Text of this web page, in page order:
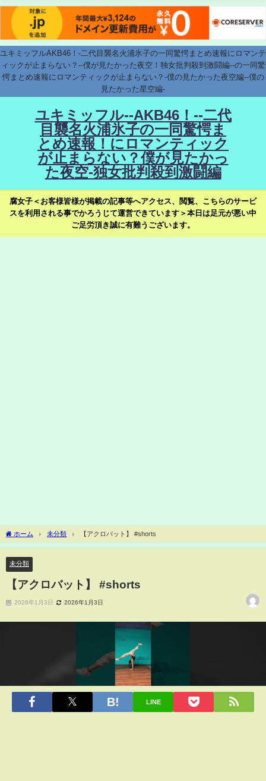
ユキミッフルAKB46！-二代目襲名火浦氷子の一同驚愕まとめ速報にロマンテ
ィックが止まらない？--僕が見たかった夜空！独女批判殺到激闘編--の一同驚
愕まとめ速報にロマンティックが止まらない？-僕の見たかった夜空編--僕の
見たかった星空編-
ユキミッフル--AKB46！--二代
目襲名火浦氷子の一同驚愕ま
とめ速報！にロマンティック
が止まらない？僕が見たかっ
た夜空-独女批判殺到激闘編
腐女子＜お客様皆様が掲載の記事等へアクセス、閲覧、こちらのサービ
スを利用される事でかろうじて運営できています＞本日は足元が悪い中
ご足労頂き誠に有難うございます。
ホーム 未分類 【アクロバット】 #shorts
未分類
【アクロバット】 #shorts
2026年1月3日 2026年1月3日
LINE